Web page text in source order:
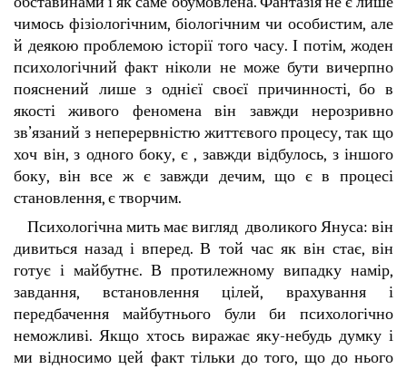
чимось фізіологічним, біологічним чи особистим, але
й деякою проблемою історії того часу. І потім, жоден
психологічний факт ніколи не може бути вичерпно
пояснений лише з однієї своєї причинності, бо в
якості живого феномена він завжди нерозривно
зв’язаний з неперервністю життєвого процесу, так що
хоч він, з одного боку, є , завжди відбулось, з іншого
боку, він все ж є завжди дечим, що є в процесі
становлення, є творчим.
Психологічна мить має вигляд дволикого Януса: він
дивиться назад і вперед. В той час як він стає, він
готує і майбутнє. В протилежному випадку намір,
завдання, встановлення цілей, врахування і
передбачення майбутнього були би психологічно
неможливі. Якщо хтось виражає яку-небудь думку і
ми відносимо цей факт тільки до того, що до нього